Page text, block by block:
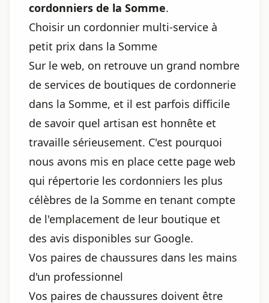
cordonniers de la Somme.
Choisir un cordonnier multi-service à
petit prix dans la Somme
Sur le web, on retrouve un grand nombre
de services de boutiques de cordonnerie
dans la Somme, et il est parfois difficile
de savoir quel artisan est honnête et
travaille sérieusement. C'est pourquoi
nous avons mis en place cette page web
qui répertorie les cordonniers les plus
célèbres de la Somme en tenant compte
de l'emplacement de leur boutique et
des avis disponibles sur Google.
Vos paires de chaussures dans les mains
d'un professionnel
Vos paires de chaussures doivent être